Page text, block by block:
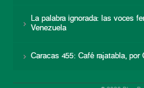
La palabra ignorada: las voces
Venezuela
Caracas 455: Café rajatabla, por